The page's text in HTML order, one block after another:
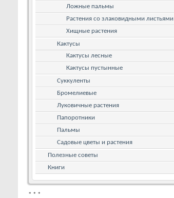
Ложные пальмы
Растения со злаковидными листьями
Хищные растения
Кактусы
Кактусы лесные
Кактусы пустынные
Суккуленты
Бромелиевые
Луковичные растения
Папоротники
Пальмы
Садовые цветы и растения
Полезные советы
Книги
* * *